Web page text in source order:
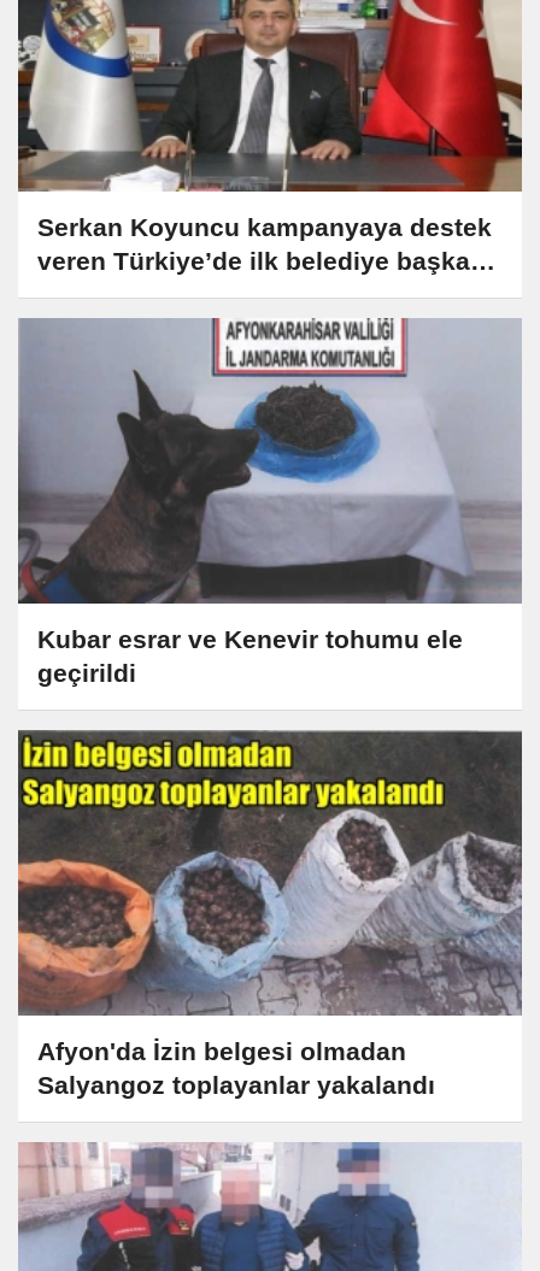
Serkan Koyuncu kampanyaya destek
veren Türkiye’de ilk belediye başkanı
oldu
Kubar esrar ve Kenevir tohumu ele
geçirildi
Afyon'da İzin belgesi olmadan
Salyangoz toplayanlar yakalandı